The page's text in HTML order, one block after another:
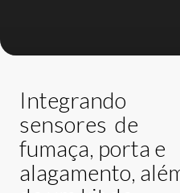
Integrando
sensores de
fumaça, porta e
alagamento,